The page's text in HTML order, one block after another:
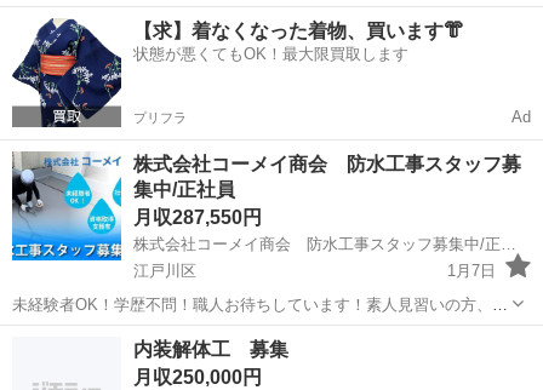
― 経験者だからこそ、稼げる・任される現場があります。 経験者は、
スタート条件から違います！ 株式会社コーメイ商会では、 “できる
人・任せられる人”...
東京 江戸川区 その他
【求】着なくなった着物、買います👘
状態が悪くてもOK！最大限買取します
プリフラ Ad
株式会社コーメイ商会 防水工事スタッフ募
集中/正社員
月収287,550円
株式会社コーメイ商会 防水工事スタッフ募集中/正社員
江戸川区
1月7日
未経験者OK！学歴不問！職人お待ちしています！素人見習いの方、
OKです◎もちろん職人の方もお待ちしています。 株式会社コーメイ
商会では、事業拡大に伴いスタッフや提携・協力会社様の募集を行な
っております。 共に成長・発...
江戸川区 その他 防水工事
内装解体工 募集
月収250,000円